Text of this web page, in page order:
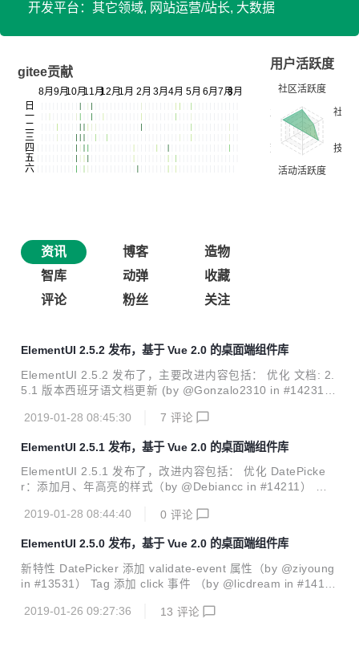
开发平台：其它领域, 网站运营/站长, 大数据
gitee贡献
用户活跃度
资讯 博客
造物
智库
动弹
收藏
评论
粉丝 关注
ElementUI 2.5.2 发布，基于 Vue 2.0 的桌面端组件库
ElementUI 2.5.2 发布了，主要改进内容包括： 优化 文档: 2.
5.1 版本西班牙语文档更新 (by @Gonzalo2310 in #14231)
island205 in #14233) 修复 nuxt.js 中关于 export 关键字的
误 (by @iamkun in #14228)
2019-01-28 08:45:30 7 评论
ElementUI 2.5.1 发布，基于 Vue 2.0 的桌面端组件库
ElementUI 2.5.1 发布了，改进内容包括： 优化 DatePicke
r：添加月、年高亮的样式（by @Debiancc in #14211） 更
升级 Webpack 4 产生的问题，无法具名 import 组件，ELEM
2.4.11 文档 (by @iamkun in #14222)
2019-01-28 08:44:40 0 评论
ElementUI 2.5.0 发布，基于 Vue 2.0 的桌面端组件库
新特性 DatePicker 添加 validate-event 属性（by @ziyoung
in #13531） Tag 添加 click 事件 （by @licdream in #1410
选项（by @eeeeeeeason） I18n 新增吉尔吉斯坦语（by @
2019-01-26 09:27:36 13 评论